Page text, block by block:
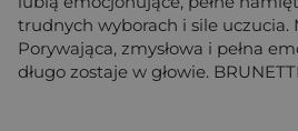
trudnych wyborach i sile uczucia.
Porywająca, zmysłowa i pełna
długo zostaje w głowie.